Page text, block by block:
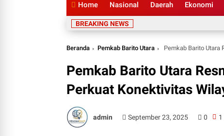
Home Nasional Daerah Ekonomi
BREAKING NEWS
Beranda Pemkab Barito Utara Pemkab Barito Utara
Pemkab Barito Utara
Perkuat Konektivitas
admin September 23, 2025 0 1